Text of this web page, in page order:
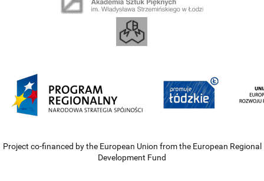
Project co-financed by the European Union from the European Regional
Development Fund